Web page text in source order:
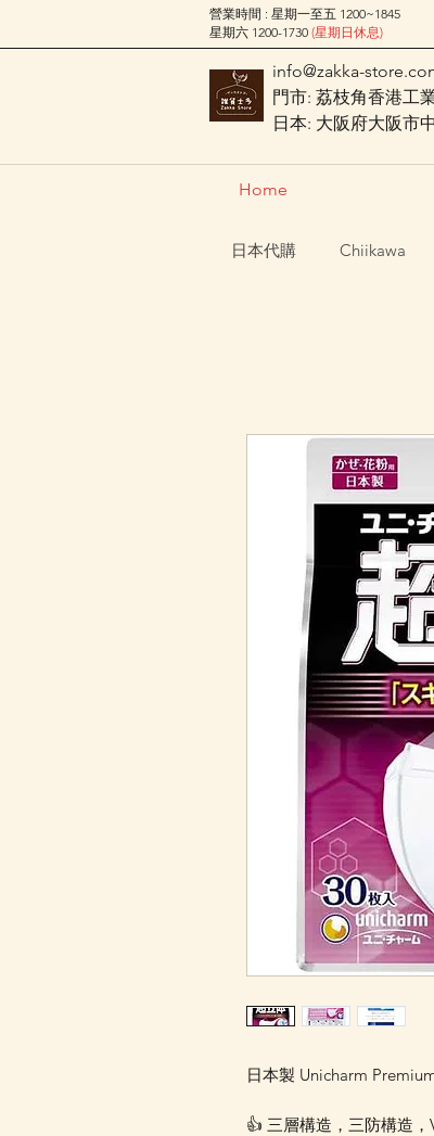
營業時間 : 星期一至五 1200~1845
星期六 1200-1730 (星期日休息)
info@zakka-
門市: 荔枝角香港工
日本: 大阪府大阪市
Home
日本代購 Chiikawa
日本製 Unicharm
👍 三層構造，三防構造，